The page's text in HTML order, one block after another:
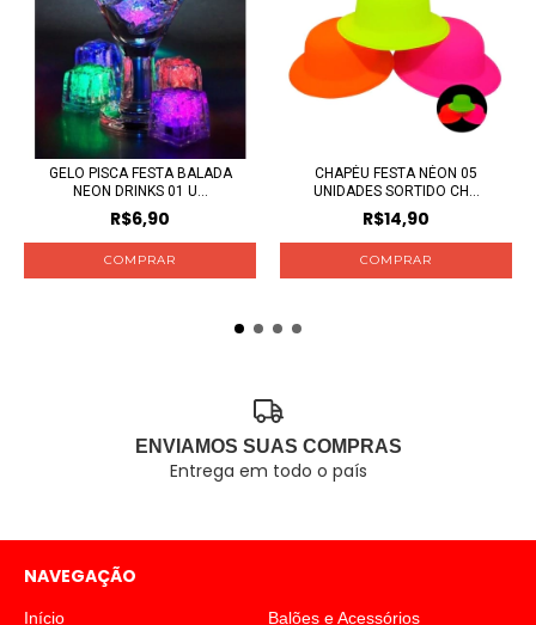
GELO PISCA FESTA BALADA
NEON DRINKS 01 U...
R$6,90
CHAPÉU FESTA NÉON 05
UNIDADES SORTIDO CH...
R$14,90
ENVIAMOS SUAS COMPRAS
Entrega em todo o país
NAVEGAÇÃO
Início Balões e Acessórios